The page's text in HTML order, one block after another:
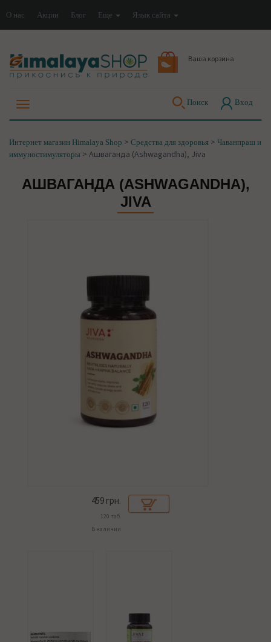
О нас Акции Блог Еще Язык сайта
Ваша корзина
Поиск Вход
Интернет магазин Himalaya Shop > Средства для здоровья > Чаванпраш и
иммуностимуляторы > Ашваганда (Ashwagandha), Jiva
АШВАГАНДА (ASHWAGANDHA),
JIVA
459 грн.
120 таб.
В наличии